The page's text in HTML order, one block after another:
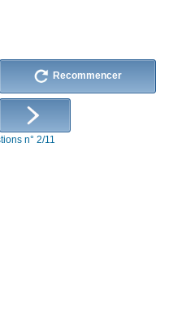
Recommencer
n° 2/11